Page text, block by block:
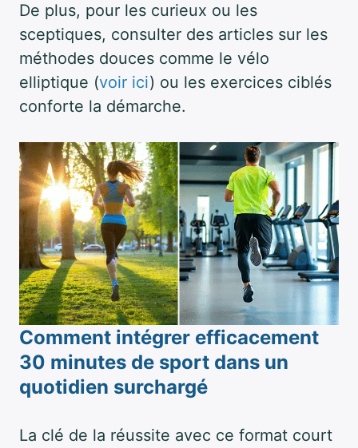
De plus, pour les curieux ou les
sceptiques, consulter des articles sur les
méthodes douces comme le vélo
elliptique (voir ici) ou les exercices ciblés
conforte la démarche.
Comment intégrer efficacement
30 minutes de sport dans un
quotidien surchargé
La clé de la réussite avec ce format court